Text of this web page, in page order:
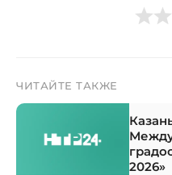
ЧИТАЙТЕ ТАКЖЕ
2026»